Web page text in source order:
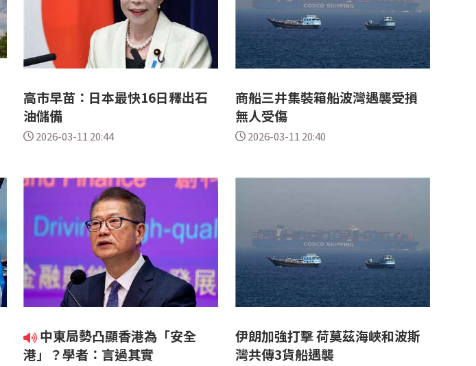
高市早苗：日本最快16日釋出石
油儲備
2026-03-11 20:44
商船三井集裝箱船波灣遇襲受損
無人受傷
2026-03-11 20:40
中東局勢凸顯香港為「安全
港」？學者：言過其實
伊朗加強打擊 荷莫茲海峽和波斯
灣共傳3貨船遇襲